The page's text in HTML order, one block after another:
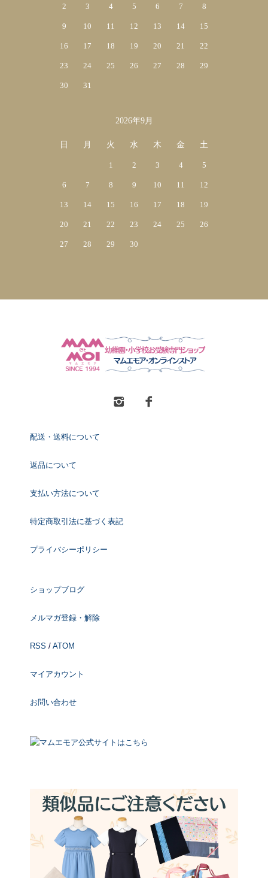
2 3 4 5 6 7 8
9 10 11 12 13 14 15
16 17 18 19 20 21 22
23 24 25 26 27 28 29
30 31
2026年9月
日 月 火 水 木 金 土
1 2 3 4 5
6 7 8 9 10 11 12
13 14 15 16 17 18 19
20 21 22 23 24 25 26
27 28 29 30
配送・送料について
返品について
支払い方法について
特定商取引法に基づく表記
プライバシーポリシー
ショップブログ
メルマガ登録・解除
RSS / ATOM
マイアカウント
お問い合わせ
マムエモア公式サイトはこちら